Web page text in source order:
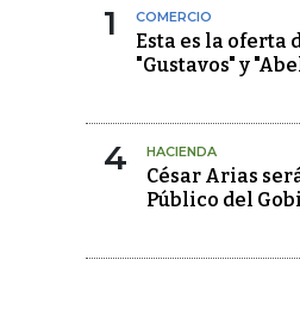
1 COMERCIO
Esta es la oferta
"Gustavos" y
4 HACIENDA
César Arias
Público del